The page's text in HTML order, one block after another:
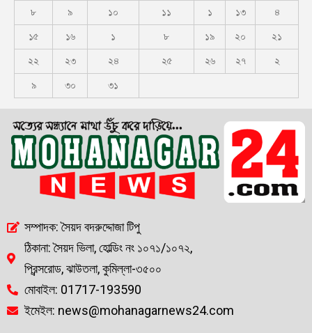
৮ ৯ ১০ ১১ ১ ১৩ ৪
১৫ ১৬ ১ ৮ ১৯ ২০ ২১
২২ ২৩ ২৪ ২৫ ২৬ ২৭ ২
৯ ৩০ ৩১
সম্পাদক: সৈয়দ বদরুদ্দোজা টিপু
ঠিকানা: সৈয়দ ভিলা, হোল্ডিং নং ১০৭১/১০৭২,
প্রিন্সরোড, ঝাউতলা, কুমিল্লা-৩৫০০
মোবাইল: 01717-193590
ইমেইল: news@mohanagarnews24.com